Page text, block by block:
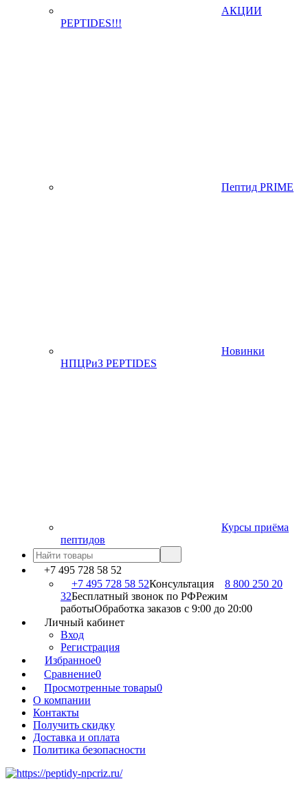
АКЦИИ
PEPTIDES!!!
Пептид PRIME
Новинки
НПЦРиЗ PEPTIDES
Курсы приёма
пептидов
+7 495 728 58 52
+7 495 728 58 52Консультация
8 800 250 20
32Бесплатный звонок по РФРежим
работыОбработка заказов с 9:00 до 20:00
Личный кабинет
Вход
Регистрация
Избранное0
Сравнение0
Просмотренные товары0
О компании
Контакты
Получить скидку
Доставка и оплата
Политика безопасности